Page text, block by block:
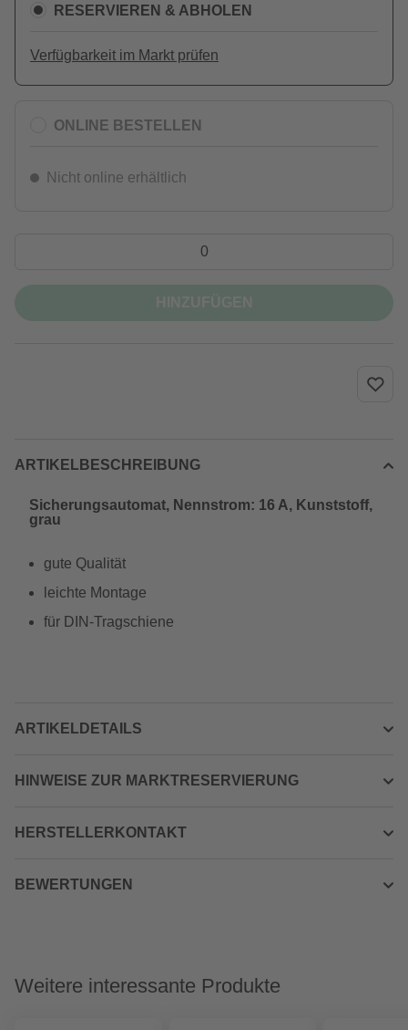
RESERVIEREN & ABHOLEN
Verfügbarkeit im Markt prüfen
ONLINE BESTELLEN
Nicht online erhältlich
ARTIKELBESCHREIBUNG
Sicherungsautomat, Nennstrom: 16 A, Kunststoff,
grau
gute Qualität
leichte Montage
für DIN-Tragschiene
ARTIKELDETAILS
HINWEISE ZUR MARKTRESERVIERUNG
HERSTELLERKONTAKT
BEWERTUNGEN
Weitere interessante Produkte